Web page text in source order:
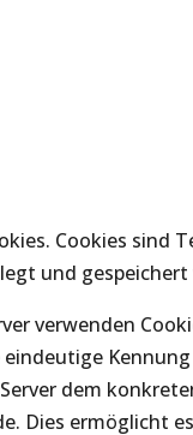
Cookies sind
und gespeichert
verwenden
dem
Dies ermöglicht